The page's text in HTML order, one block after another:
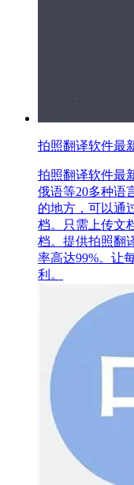
拍照翻译软件最
拍照翻译软件最
俄语等20多种语
的地方，可以通
档。只需上传文
档。提供拍照翻
率高达99%。让
利。